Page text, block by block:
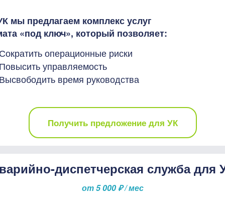
мы предлагаем комплекс услуг
«под ключ», который позволяет:
операционные риски
управляемость
время руководства
Получить предложение для УК
диспетчерская служба для
от 5 000 ₽ / мес